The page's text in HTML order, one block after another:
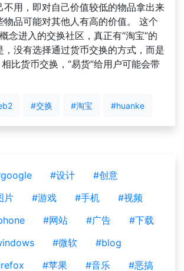
不用，即对自己价值较低的物品拿出来
物品可能对其他人有高的价值。 这个
念进入的交换社区，真正有“淘宝”的
，没有选择通过货币交换的方式，而是
比货币交换，“易货”给用户可能会带
#交换 #淘宝 #huanke
#设计
#创意
片 #游戏 #手机
#视频
#网站 #广告
#下载
#微软
#blog
#苹果 #音乐
#恶搞